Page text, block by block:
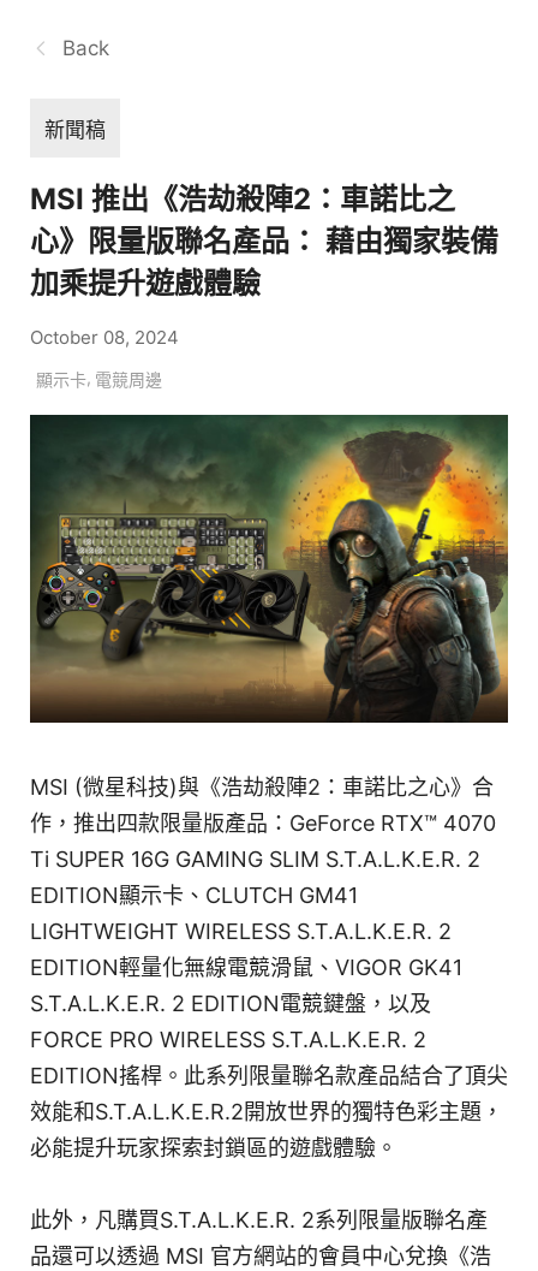
Back
新聞稿
MSI 推出《浩劫殺陣2：車諾比之
心》限量版聯名產品： 藉由獨家裝備
加乘提升遊戲體驗
October 08, 2024
顯示卡, 電競周邊
MSI (微星科技)與《浩劫殺陣2：車諾比之心》合
作，推出四款限量版產品：GeForce RTX™ 4070
Ti SUPER 16G GAMING SLIM S.T.A.L.K.E.R. 2
EDITION顯示卡、CLUTCH GM41
LIGHTWEIGHT WIRELESS S.T.A.L.K.E.R. 2
EDITION輕量化無線電競滑鼠、VIGOR GK41
S.T.A.L.K.E.R. 2 EDITION電競鍵盤，以及
FORCE PRO WIRELESS S.T.A.L.K.E.R. 2
EDITION搖桿。此系列限量聯名款產品結合了頂尖
效能和S.T.A.L.K.E.R.2開放世界的獨特色彩主題，
必能提升玩家探索封鎖區的遊戲體驗。
此外，凡購買S.T.A.L.K.E.R. 2系列限量版聯名產
品還可以透過 MSI 官方網站的會員中心兌換《浩